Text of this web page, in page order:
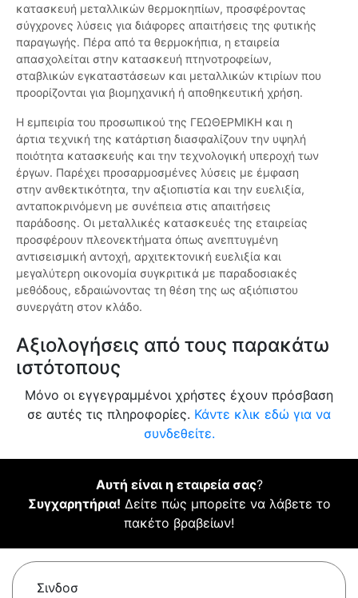
κατασκευή μεταλλικών θερμοκηπίων, προσφέροντας
σύγχρονες λύσεις για διάφορες απαιτήσεις της φυτικής
παραγωγής. Πέρα από τα θερμοκήπια, η εταιρεία
απασχολείται στην κατασκευή πτηνοτροφείων,
σταβλικών εγκαταστάσεων και μεταλλικών κτιρίων που
προορίζονται για βιομηχανική ή αποθηκευτική χρήση.
Η εμπειρία του προσωπικού της ΓΕΩΘΕΡΜΙΚΗ και η
άρτια τεχνική της κατάρτιση διασφαλίζουν την υψηλή
ποιότητα κατασκευής και την τεχνολογική υπεροχή των
έργων. Παρέχει προσαρμοσμένες λύσεις με έμφαση
στην ανθεκτικότητα, την αξιοπιστία και την ευελιξία,
ανταποκρινόμενη με συνέπεια στις απαιτήσεις
παράδοσης. Οι μεταλλικές κατασκευές της εταιρείας
προσφέρουν πλεονεκτήματα όπως ανεπτυγμένη
αντισεισμική αντοχή, αρχιτεκτονική ευελιξία και
μεγαλύτερη οικονομία συγκριτικά με παραδοσιακές
μεθόδους, εδραιώνοντας τη θέση της ως αξιόπιστου
συνεργάτη στον κλάδο.
Αξιολογήσεις από τους παρακάτω
ιστότοπους
Μόνο οι εγγεγραμμένοι χρήστες έχουν πρόσβαση
σε αυτές τις πληροφορίες. Κάντε κλικ εδώ για να
συνδεθείτε.
Αυτή είναι η εταιρεία σας?
Συγχαρητήρια! Δείτε πώς μπορείτε να λάβετε το
πακέτο βραβείων!
Σινδοσ